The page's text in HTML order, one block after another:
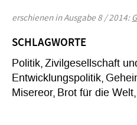
erschienen in Ausgabe 8 / 2014:
SCHLAGWORTE
Politik Zivilgesellschaft
Entwicklungspolitik
Misereor Brot für die Welt